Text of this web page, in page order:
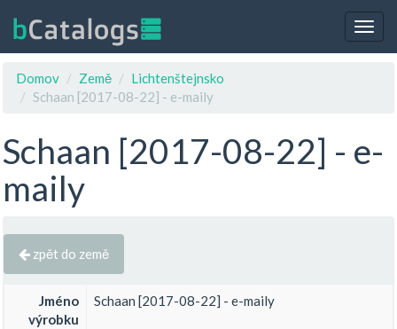
Domov
Země
Lichtenštejnsko
Schaan [2017-08-22] - e-maily
Schaan [2017-08-22] - e-
maily
zpět do země
Jméno
výrobku
Schaan [2017-08-22] - e-maily